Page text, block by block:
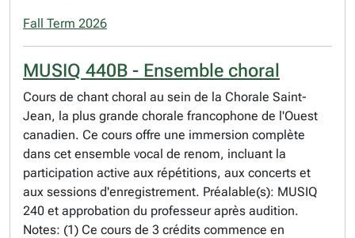
Fall Term 2026
MUSIQ 440B - Ensemble choral
Cours de chant choral au sein de la Chorale Saint-
Jean, la plus grande chorale francophone de l'Ouest
canadien. Ce cours offre une immersion complète
dans cet ensemble vocal de renom, incluant la
participation active aux répétitions, aux concerts et
aux sessions d'enregistrement. Préalable(s): MUSIQ
240 et approbation du professeur après audition.
Notes: (1) Ce cours de 3 crédits commence en